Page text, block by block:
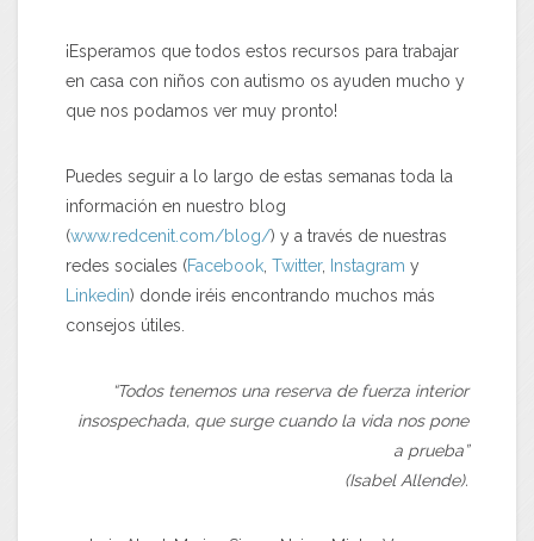
¡Esperamos que todos estos recursos para trabajar
en casa con niños con autismo os ayuden mucho y
que nos podamos ver muy pronto!
Puedes seguir a lo largo de estas semanas toda la
información en nuestro blog
(www.redcenit.com/blog/) y a través de nuestras
redes sociales (Facebook Twitter, Instagram y
Linkedin) donde iréis encontrando muchos más
consejos útiles.
“Todos tenemos una reserva de fuerza interior
insospechada, que surge cuando la vida nos pone
a prueba”
(Isabel Allende).